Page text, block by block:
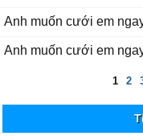
Anh muốn cưới em
Anh muốn cưới em
1 2